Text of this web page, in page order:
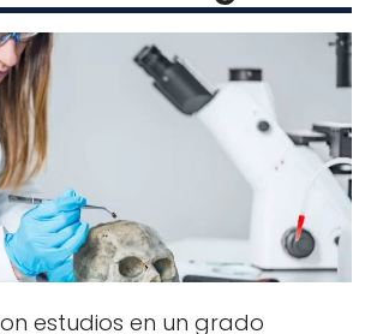
estudios en un grado